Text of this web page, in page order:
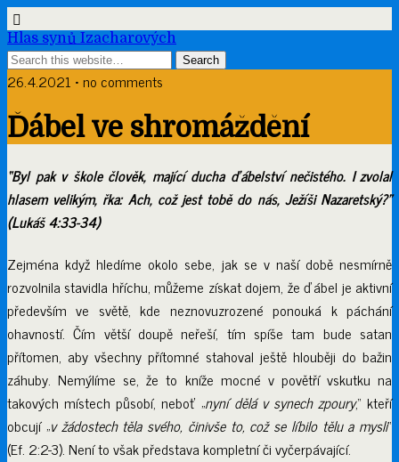
Hlas synů Izacharových
26.4.2021 • no comments
Ďábel ve shromáždění
“Byl pak v škole člověk, mající ducha ďábelství nečistého. I zvolal
hlasem velikým, řka: Ach, což jest tobě do nás, Ježíši Nazaretský?”
(Lukáš 4:33-34)
Zejména když hledíme okolo sebe, jak se v naší době nesmírně
rozvolnila stavidla hříchu, můžeme získat dojem, že ďábel je aktivní
především ve světě, kde neznovuzrozené ponouká k páchání
ohavností. Čím větší doupě neřeší, tím spíše tam bude satan
přítomen, aby všechny přítomné stahoval ještě hlouběji do bažin
záhuby. Nemýlíme se, že to kníže mocné v povětří vskutku na
takových místech působí, neboť „nyní dělá v synech zpoury,“ kteří
obcují „v žádostech těla svého, činivše to, což se líbilo tělu a mysli“
(Ef. 2:2-3). Není to však představa kompletní či vyčerpávající.